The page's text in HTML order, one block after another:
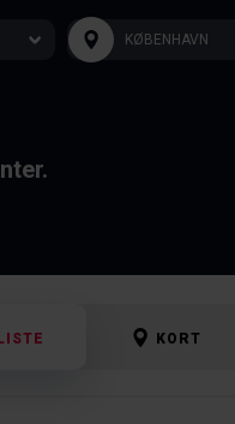
KØBENHAVN
KORT